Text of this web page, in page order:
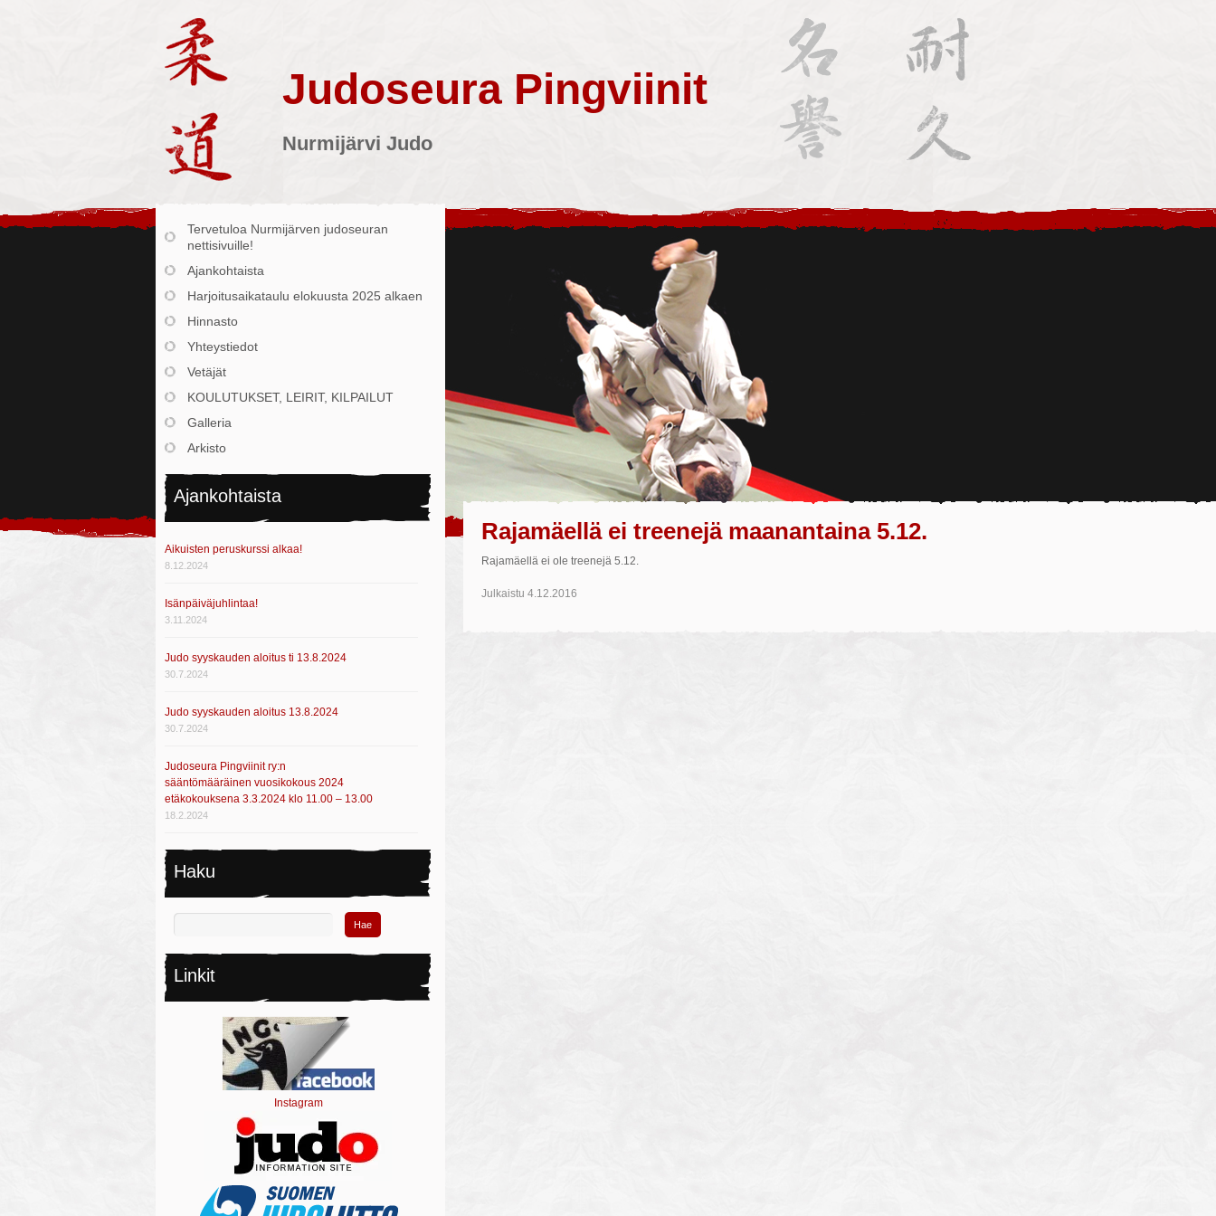
Judoseura Pingviinit
Nurmijärvi Judo
Tervetuloa Nurmijärven judoseuran
nettisivuille!
Ajankohtaista
Harjoitusaikataulu elokuusta 2025 alkaen
Hinnasto
Yhteystiedot
Vetäjät
KOULUTUKSET, LEIRIT, KILPAILUT
Galleria
Arkisto
Ajankohtaista
Aikuisten peruskurssi alkaa!
8.12.2024
Isänpäiväjuhlintaa!
3.11.2024
Judo syyskauden aloitus ti 13.8.2024
30.7.2024
Judo syyskauden aloitus 13.8.2024
30.7.2024
Judoseura Pingviinit ry:n
sääntömääräinen vuosikokous 2024
etäkokouksena 3.3.2024 klo 11.00 – 13.00
18.2.2024
Haku
Linkit
Instagram
Rajamäellä ei treenejä maanantaina 5.12.
Rajamäellä ei ole treenejä 5.12.
Julkaistu 4.12.2016